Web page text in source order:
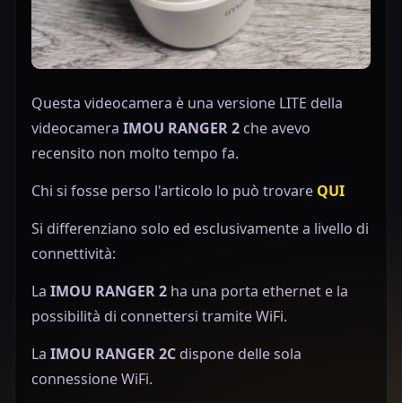
Questa videocamera è una versione LITE della
videocamera IMOU RANGER 2 che avevo
recensito non molto tempo fa.
Chi si fosse perso l'articolo lo può trovare QUI
Si differenziano solo ed esclusivamente a livello di
connettività:
La IMOU RANGER 2 ha una porta ethernet e la
possibilità di connettersi tramite WiFi.
La IMOU RANGER 2C dispone delle sola
connessione WiFi.